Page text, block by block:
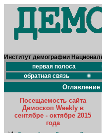
Институт демографии
первая полоса
обратная связь
Оглавление
Посещаемость сайта
Демоскоп Weekly в
сентябре - октябре 2015
года